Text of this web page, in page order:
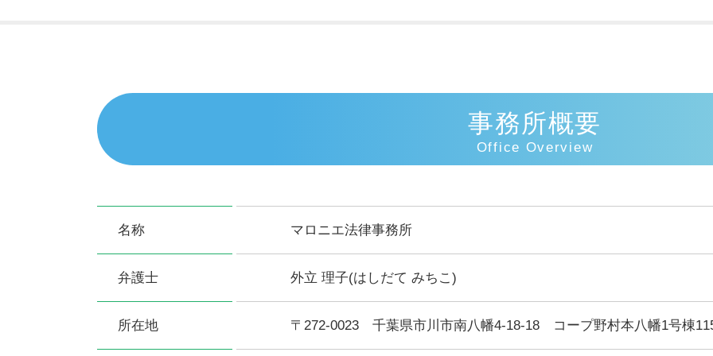
事務所概要
Office Overview
名称 マロニエ法律事務所
弁護士 外立 理子(はしだて みちこ)
所在地 〒272-0023 千葉県市川市南八幡4-18-18 コープ野村本八幡1号棟